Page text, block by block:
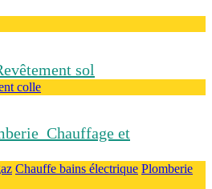
sol
colle
Chauffage et
Chauffe bains électrique Plomberie